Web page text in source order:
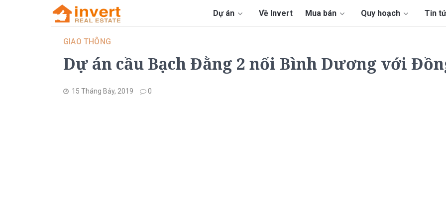
Dự án Về Invert Mua bán Quy hoạch Tin
GIAO THÔNG
Dự án cầu Bạch Đằng 2 nối Bình Dương với
15 Tháng Bảy, 2019 0